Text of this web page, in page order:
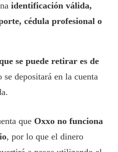
identificación válida,
cédula profesional o
se puede retirar es de
se depositará en la cuenta
que Oxxo no funciona
, por lo que el dinero